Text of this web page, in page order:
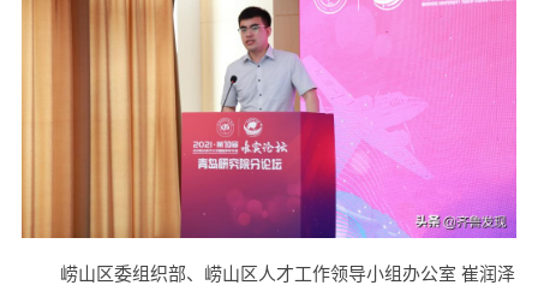
崂山区委组织部、崂山区人才工作领导小组办公室 崔润泽